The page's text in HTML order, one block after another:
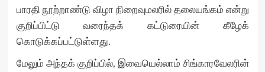
பாரதி நூற்றாண்டு விழா நிறைவுமலரில் தலையங்கம் என்று
குறிப்பிட்டு வரைந்தக் கட்டுரையின் கீழேக்
கொடுக்கப்பட்டுள்ளது.
மேலும் அந்தக் குறிப்பில், இவையெல்லாம் சிங்காரவேலரின்